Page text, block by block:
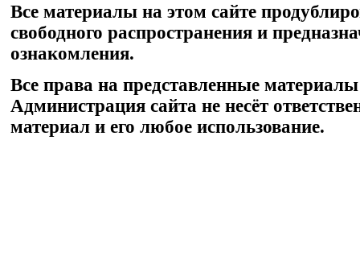
Все материалы на этом сайте
свободного распространения и
ознакомления.
Все права на представленные
Администрация сайта не несёт
материал и его любое использование.